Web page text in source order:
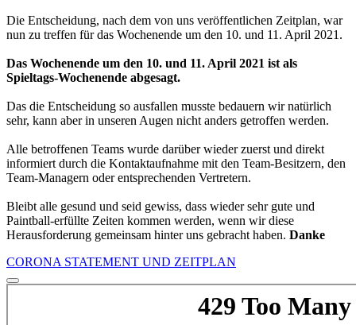
Die Entscheidung, nach dem von uns veröffentlichen Zeitplan, war
nun zu treffen für das Wochenende um den 10. und 11. April 2021.
Das Wochenende um den 10. und 11. April 2021 ist als
Spieltags-Wochenende abgesagt.
Das die Entscheidung so ausfallen musste bedauern wir natürlich
sehr, kann aber in unseren Augen nicht anders getroffen werden.
Alle betroffenen Teams wurde darüber wieder zuerst und direkt
informiert durch die Kontaktaufnahme mit den Team-Besitzern, den
Team-Managern oder entsprechenden Vertretern.
Bleibt alle gesund und seid gewiss, dass wieder sehr gute und
Paintball-erfüllte Zeiten kommen werden, wenn wir diese
Herausforderung gemeinsam hinter uns gebracht haben. Danke
CORONA STATEMENT UND ZEITPLAN